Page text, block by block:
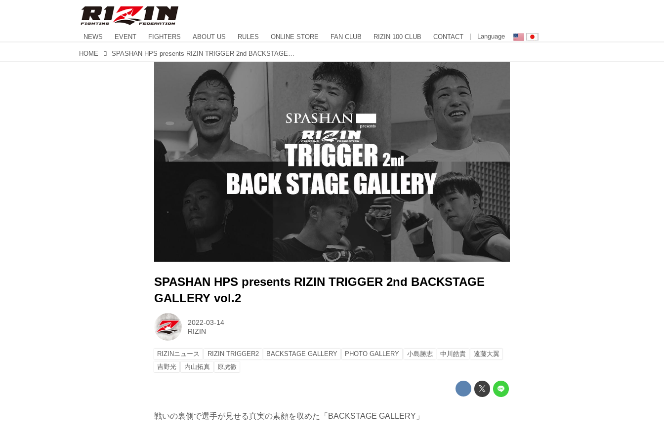
NEWS EVENT FIGHTERS ABOUT US RULES ONLINE STORE FAN CLUB RIZIN 100 CLUB CONTACT | Language
HOME
SPASHAN HPS presents RIZIN TRIGGER 2nd BACKSTAGE
GALLERY vol.2
2022-03-14
RIZIN
RIZINニュース RIZIN TRIGGER2 BACKSTAGE GALLERY PHOTO GALLERY 小島勝志 中川皓貴
遠藤大翼
吉野光
内山拓真 原虎徹
戦いの裏側で選手が見せる真実の素顔を収めた「BACKSTAGE GALLERY」